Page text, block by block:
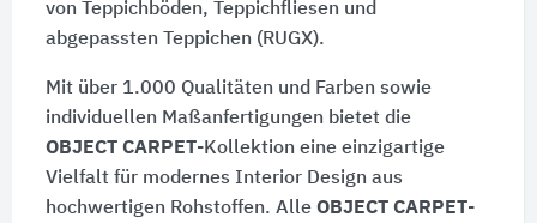
von Teppichböden, Teppichfliesen und
abgepassten Teppichen (RUGX).
Mit über 1.000 Qualitäten und Farben sowie
individuellen Maßanfertigungen bietet die
OBJECT CARPET-Kollektion eine einzigartige
Vielfalt für modernes Interior Design aus
hochwertigen Rohstoffen. Alle OBJECT CARPET-